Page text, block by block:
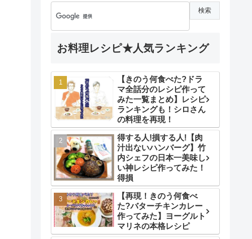
お料理レシピ★人気ランキング
【きのう何食べた?ドラ
マ全話分のレシピ作って
みた一覧まとめ】レシピ
ランキングも！シロさん
の料理を再現！
得する人!損する人!【肉
汁出ないハンバーグ】竹
内シェフの日本一美味し
い神レシピ作ってみた！
得損
【再現！きのう何食べ
た?バターチキンカレー
作ってみた】ヨーグルト
マリネの本格レシピ